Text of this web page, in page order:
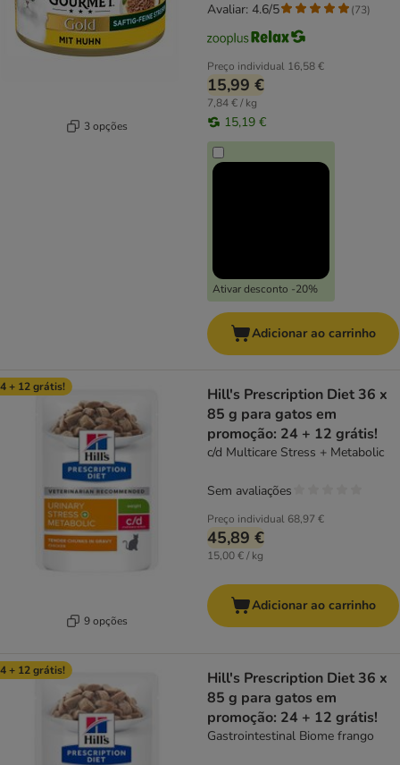
3 opções
Preço individual 16,58 €
15,99 €
7,84 € / kg
15,19 €
Ativar desconto -20%
Avaliar: 4.6/5 (73)
Adicionar ao carrinho
+ 12 grátis!
9 opções
Hill's Prescription Diet 36 x
85 g para gatos em
promoção: 24 + 12 grátis!
c/d Multicare Stress + Metabolic
Preço individual 68,97 €
45,89 €
15,00 € / kg
Sem avaliações
Adicionar ao carrinho
+ 12 grátis!
Hill's Prescription Diet 36 x
85 g para gatos em
promoção: 24 + 12 grátis!
Gastrointestinal Biome frango